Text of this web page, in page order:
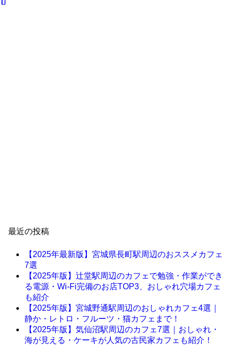
最近の投稿
【2025年最新版】宮城県長町駅周辺のおススメカフェ
7選
【2025年版】辻堂駅周辺のカフェで勉強・作業ができ
る電源・Wi-Fi完備のお店TOP3、おしゃれ穴場カフェ
も紹介
【2025年版】宮城野通駅周辺のおしゃれカフェ4選｜
静か・レトロ・フルーツ・猫カフェまで！
【2025年版】気仙沼駅周辺のカフェ7選｜おしゃれ・
海が見える・ケーキが人気の古民家カフェも紹介！